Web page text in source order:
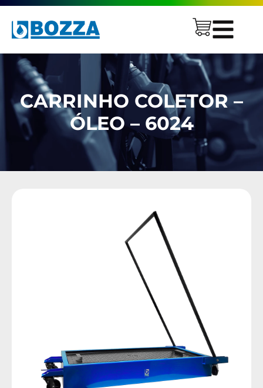
CARRINHO COLETOR –
ÓLEO – 6024